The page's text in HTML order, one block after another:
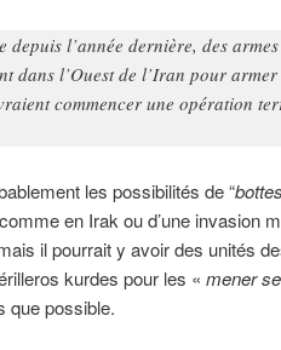
depuis l’année dernière, des
dans l’Ouest de l’Iran pour
commencer une opération
les possibilités de “
en Irak ou d’une invasion
il pourrait y avoir des unités
kurdes pour les « mener
que possible.